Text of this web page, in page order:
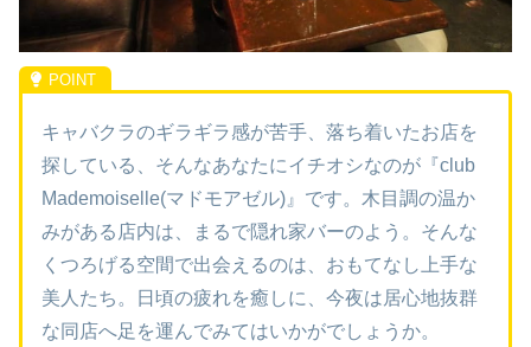
キャバクラのギラギラ感が苦手、落ち着いたお店を
探している、そんなあなたにイチオシなのが『club
Mademoiselle(マドモアゼル)』です。木目調の温か
みがある店内は、まるで隠れ家バーのよう。そんな
くつろげる空間で出会えるのは、おもてなし上手な
美人たち。日頃の疲れを癒しに、今夜は居心地抜群
な同店へ足を運んでみてはいかがでしょうか。